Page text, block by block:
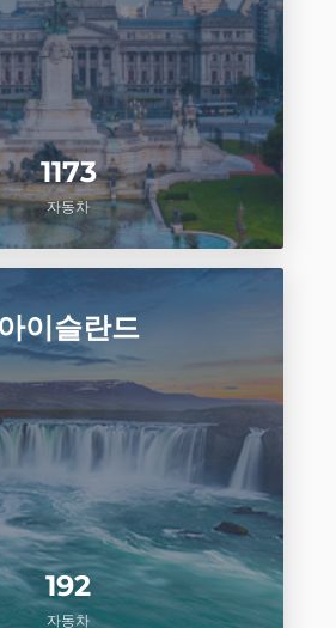
1173
자동차
192
자동차
아이슬란드